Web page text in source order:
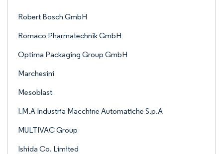
Robert Bosch GmbH
Romaco Pharmatechnik GmbH
Optima Packaging Group GmbH
Marchesini
Mesoblast
I.M.A Industria Macchine Automatiche S.p.A
MULTIVAC Group
Ishida Co. Limited